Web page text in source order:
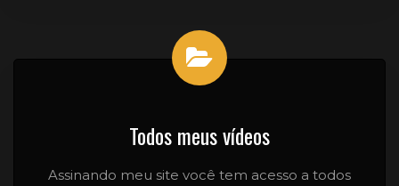
Todos meus vídeos
Assinando meu site você tem acesso a todos